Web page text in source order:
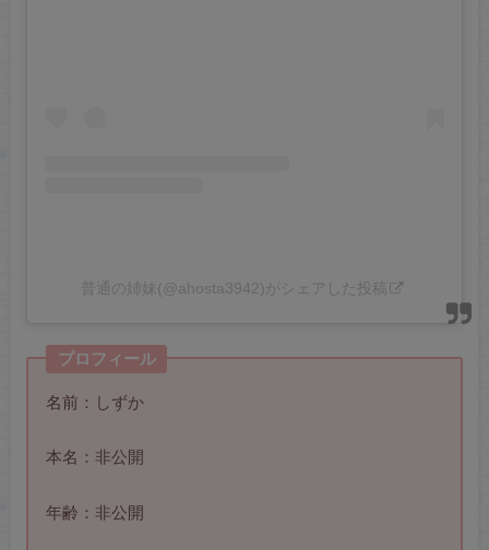
普通の姉妹(@ahosta3942)がシェアした投稿
プロフィール
名前：しずか
本名：非公開
年齢：非公開